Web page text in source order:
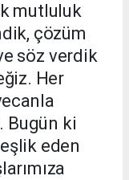
mutluluk
çözüm
söz verdik
Her
Bugün ki
eden